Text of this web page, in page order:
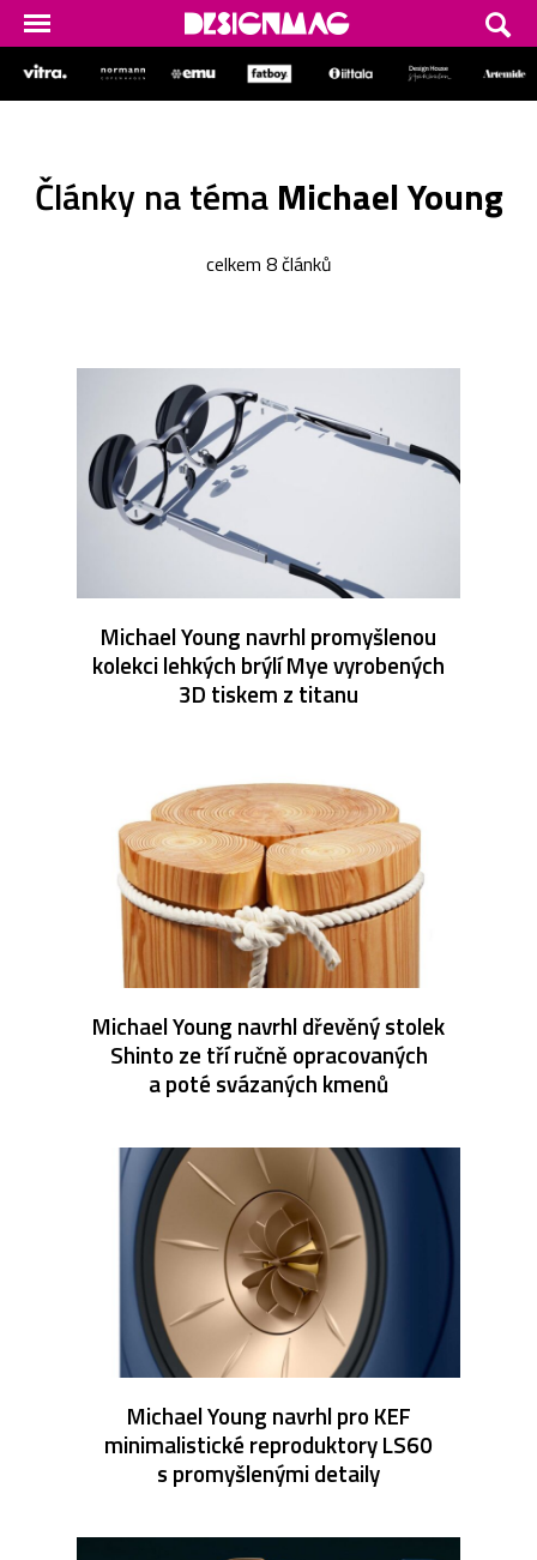
Články na témaMichael Young
celkem 8 článků
Michael Young navrhl promyšlenou
kolekci lehkých brýlí Mye vyrobených
3D tiskem z titanu
Michael Young navrhl dřevěný stolek
Shinto ze tří ručně opracovaných
a poté svázaných kmenů
Michael Young navrhl pro KEF
minimalistické reproduktory LS60
s promyšlenými detaily